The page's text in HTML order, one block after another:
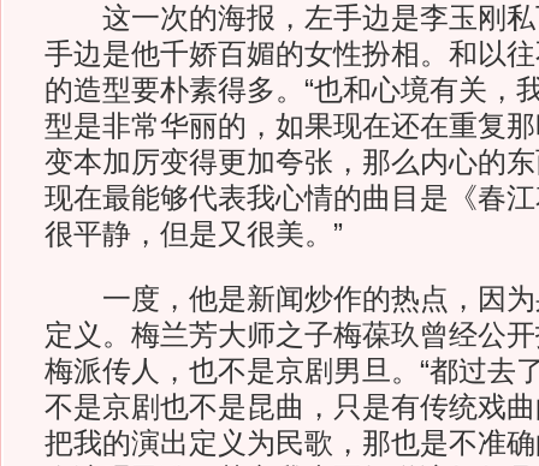
这一次的海报，左手边是李玉刚私
手边是他千娇百媚的女性扮相。和以
的造型要朴素得多。“也和心境有关，
型是非常华丽的，如果现在还在重复
变本加厉变得更加夸张，那么内心的
现在最能够代表我心情的曲目是《春
很平静，但是又很美。”
一度，他是新闻炒作的热点，因为
定义。梅兰芳大师之子梅葆玖曾经公
梅派传人，也不是京剧男旦。“都过去
不是京剧也不是昆曲，只是有传统戏
把我的演出定义为民歌，那也是不准